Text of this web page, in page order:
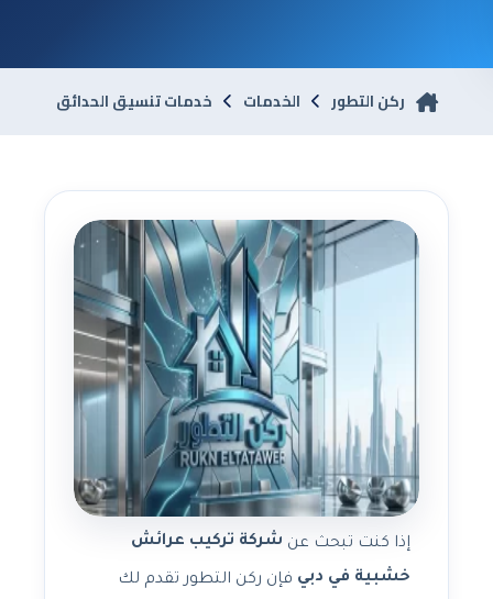
ركن التطور الخدمات خدمات تنسيق الحدائق
إذا كنت تبحث عن شركة تركيب عرائش
خشبية في دبي فإن ركن التطور تقدم لك